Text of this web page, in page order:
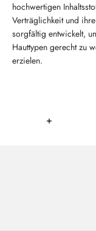
hochwertigen
Verträglichkeit und
sorgfältig entwickelt,
Hauttypen gerecht zu
erzielen.
Weiterlesen